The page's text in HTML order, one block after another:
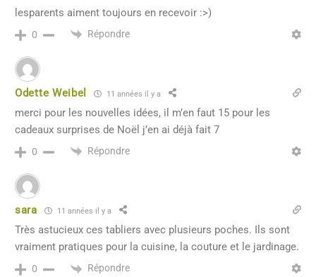
lesparents aiment toujours en recevoir :>)
0 Répondre
Odette Weibel 11 années il y a
merci pour les nouvelles idées, il m’en faut 15 pour les
cadeaux surprises de Noël j’en ai déjà fait 7
0 Répondre
sara 11 années il y a
Très astucieux ces tabliers avec plusieurs poches. Ils sont
vraiment pratiques pour la cuisine, la couture et le jardinage.
0 Répondre